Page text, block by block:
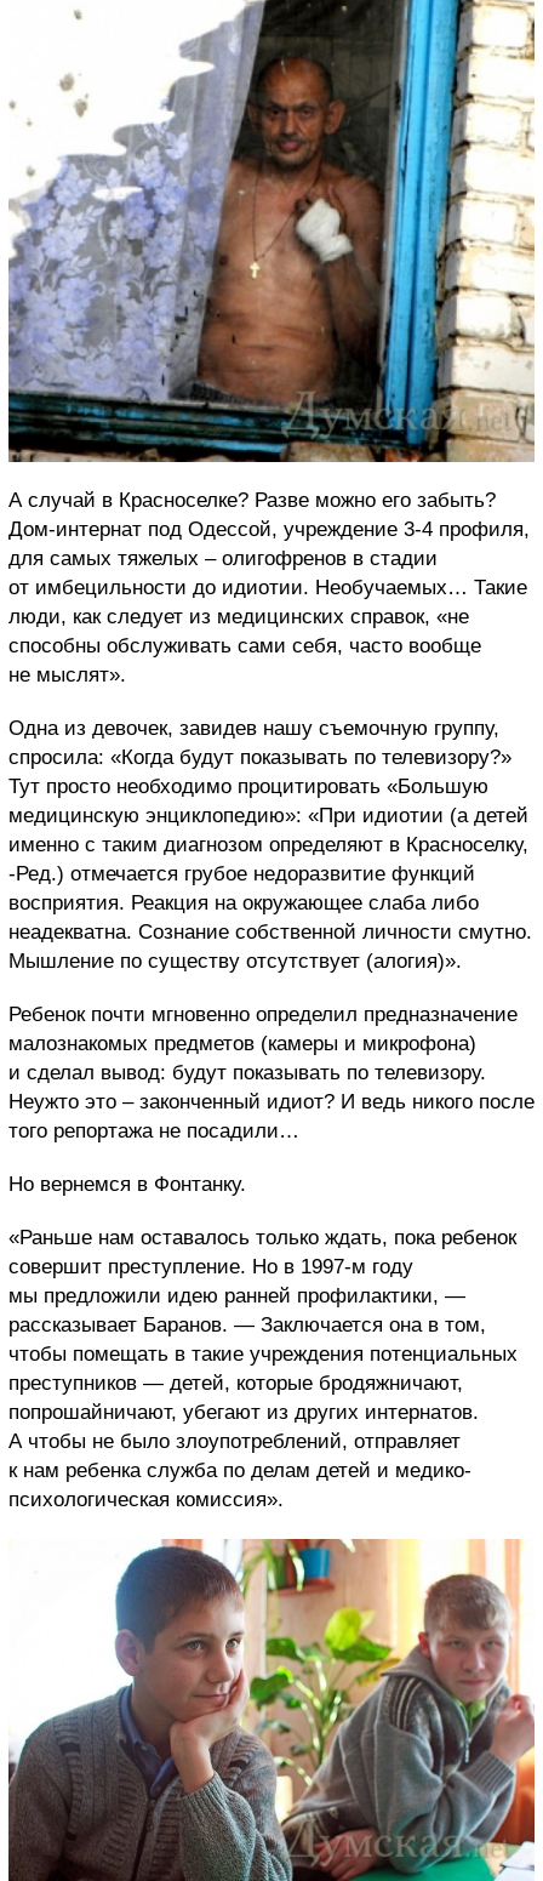
А случай в Красноселке? Разве можно его забыть?
Дом-интернат под Одессой, учреждение 3-4 профиля,
для самых тяжелых – олигофренов в стадии
от имбецильности до идиотии. Необучаемых… Такие
люди, как следует из медицинских справок, «не
способны обслуживать сами себя, часто вообще
не мыслят».
Одна из девочек, завидев нашу съемочную группу,
спросила: «Когда будут показывать по телевизору?»
Тут просто необходимо процитировать «Большую
медицинскую энциклопедию»: «При идиотии (а детей
именно с таким диагнозом определяют в Красноселку,
-Ред.) отмечается грубое недоразвитие функций
восприятия. Реакция на окружающее слаба либо
неадекватна. Сознание собственной личности смутно.
Мышление по существу отсутствует (алогия)».
Ребенок почти мгновенно определил предназначение
малознакомых предметов (камеры и микрофона)
и сделал вывод: будут показывать по телевизору.
Неужто это – законченный идиот? И ведь никого после
того репортажа не посадили…
Но вернемся в Фонтанку.
«Раньше нам оставалось только ждать, пока ребенок
совершит преступление. Но в 1997-м году
мы предложили идею ранней профилактики, —
рассказывает Баранов. — Заключается она в том,
чтобы помещать в такие учреждения потенциальных
преступников — детей, которые бродяжничают,
попрошайничают, убегают из других интернатов.
А чтобы не было злоупотреблений, отправляет
к нам ребенка служба по делам детей и медико-
психологическая комиссия».